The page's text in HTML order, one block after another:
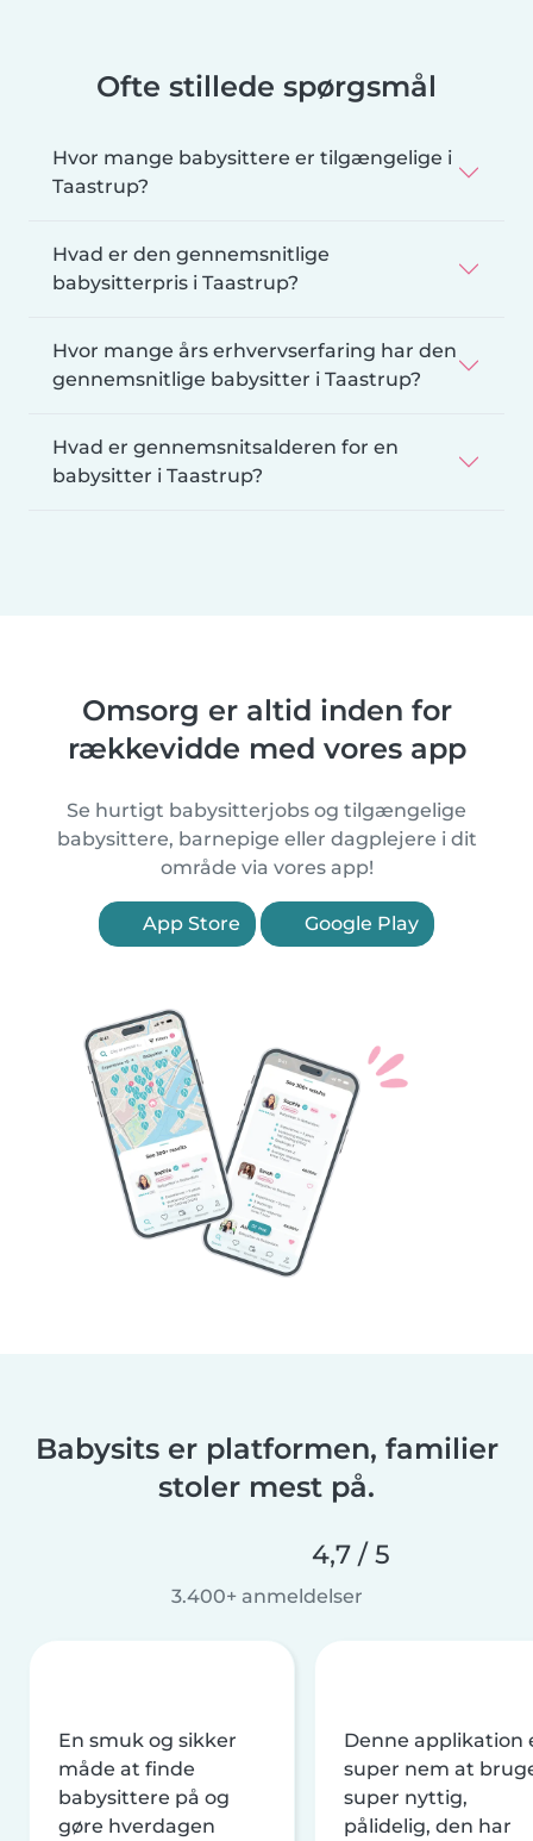
Ofte stillede spørgsmål
Hvor mange babysittere er tilgængelige i
Taastrup?
Hvad er den gennemsnitlige
babysitterpris i Taastrup?
Hvor mange års erhvervserfaring har den
gennemsnitlige babysitter i Taastrup?
Hvad er gennemsnitsalderen for en
babysitter i Taastrup?
Omsorg er altid inden for
rækkevidde med vores app
Se hurtigt babysitterjobs og tilgængelige
babysittere, barnepige eller dagplejere i dit
område via vores app!
App Store Google Play
Babysits er platformen, familier
stoler mest på.
4,7 / 5
3.400+ anmeldelser
En smuk og sikker
måde at finde
babysittere på og
gøre hverdagen
Denne applikation
super nem at
super nyttig,
pålidelig, den har